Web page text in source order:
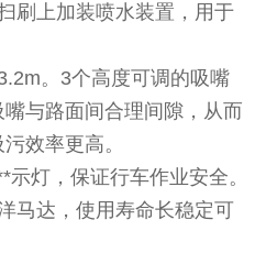
刷上加装喷水装置，用于
。3个高度可调的吸嘴
与路面间合理间隙，从而
效率更高。
灯，保证行车作业安全。
马达，使用寿命长稳定可